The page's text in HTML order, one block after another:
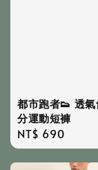
都市跑者👟 透
分運動短褲
Regular
price
NT$ 690